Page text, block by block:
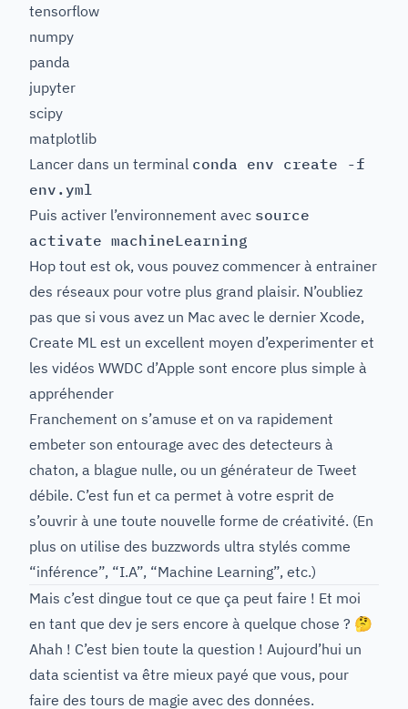
tensorflow
numpy
panda
jupyter
scipy
matplotlib
Lancer dans un terminal conda env create -f
env.yml
Puis activer l’environnement avec source
activate machineLearning
Hop tout est ok, vous pouvez commencer à entrainer
des réseaux pour votre plus grand plaisir. N’oubliez
pas que si vous avez un Mac avec le dernier Xcode,
Create ML est un excellent moyen d’experimenter et
les vidéos WWDC d’Apple sont encore plus simple à
appréhender
Franchement on s’amuse et on va rapidement
embeter son entourage avec des detecteurs à
chaton, a blague nulle, ou un générateur de Tweet
débile. C’est fun et ca permet à votre esprit de
s’ouvrir à une toute nouvelle forme de créativité. (En
plus on utilise des buzzwords ultra stylés comme
“inférence”, “I.A”, “Machine Learning”, etc.)
Mais c’est dingue tout ce que ça peut faire ! Et moi
en tant que dev je sers encore à quelque chose ? 🤔
Ahah ! C’est bien toute la question ! Aujourd’hui un
data scientist va être mieux payé que vous, pour
faire des tours de magie avec des données.